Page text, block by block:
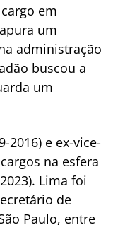
em
um
administração
buscou a
um
2016) e ex-vice-
na esfera
Lima foi
de
Paulo, entre